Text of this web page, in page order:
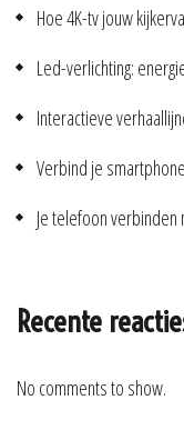
Hoe 4K-tv jouw
Led-verlichting:
Interactieve
Verbind je
Je telefoon verbinden
Recente
No comments to show.